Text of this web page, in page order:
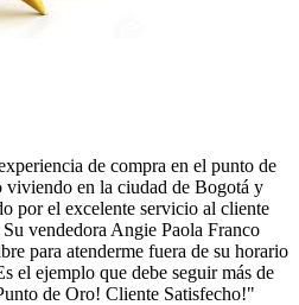
de compra en el punto de
en la ciudad de Bogotá y
por el excelente servicio al cliente
vendedora Angie Paola Franco
para atenderme fuera de su horario
el ejemplo que debe seguir más de
de Oro! Cliente Satisfecho!"